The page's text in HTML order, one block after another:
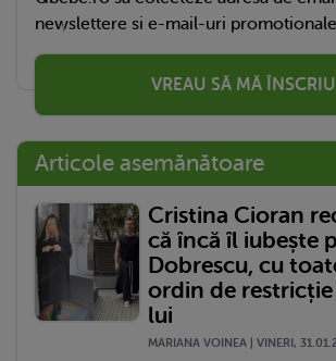
newslettere si e-mail-uri
VREAU SĂ MĂ ÎNSCRIU
Articole asemănătoare
Cristina Cioran
că încă îl iubește
Dobrescu, cu
ordin de
lui
MARIANA VOINEA | VINERI,